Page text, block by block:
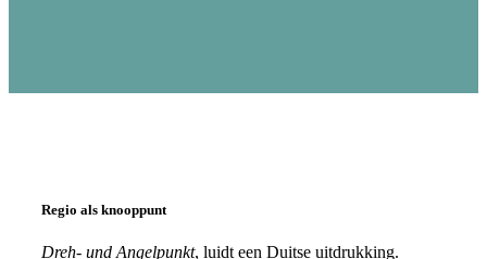
Regio als knooppunt
Dreh- und Angelpunkt, luidt een Duitse uitdrukking.